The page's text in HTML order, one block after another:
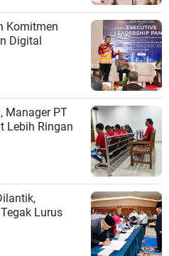
Komitmen
Digital
Manager PT
Lebih Ringan
Lurus